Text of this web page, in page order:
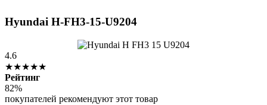
Hyundai H-FH3-15-U9204
4.6
★★★★★
Рейтинг
82%
покупателей рекомендуют этот товар